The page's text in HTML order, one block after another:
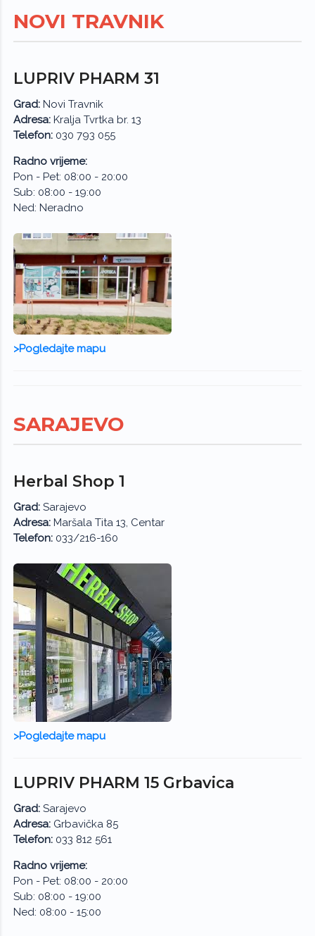
NOVI TRAVNIK
LUPRIV PHARM 31
Grad: Novi Travnik
Adresa: Kralja Tvrtka br. 13
Telefon: 030 793 055
Radno vrijeme:
Pon - Pet: 08:00 - 20:00
Sub: 08:00 - 19:00
Ned: Neradno
>Pogledajte mapu
SARAJEVO
Herbal Shop 1
Grad: Sarajevo
Adresa: Maršala Tita 13, Centar
Telefon: 033/216-160
>Pogledajte mapu
LUPRIV PHARM 15 Grbavica
Grad: Sarajevo
Adresa: Grbavička 85
Telefon: 033 812 561
Radno vrijeme:
Pon - Pet: 08:00 - 20:00
Sub: 08:00 - 19:00
Ned: 08:00 - 15:00